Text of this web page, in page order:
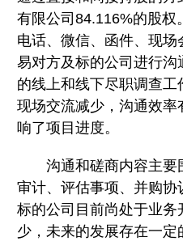
有限公司84.116%的股权
电话、微信、函件、现
易对方及标的公司进行
的线上和线下尽职调查
现场交流减少，沟通效
响了项目进度。
沟通和磋商内容主要
审计、评估事项、并购协
标的公司目前尚处于业
少，未来的发展存在一